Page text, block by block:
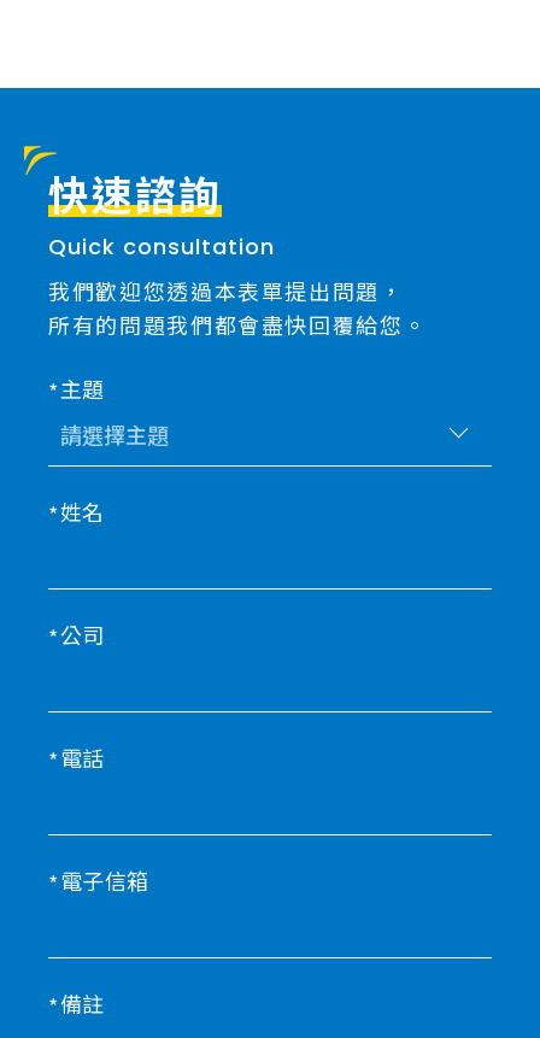
快速諮詢
Quick consultation
我們歡迎您透過本表單提出問題，
所有的問題我們都會盡快回覆給您。
主題
姓名
公司
電話
電子信箱
備註